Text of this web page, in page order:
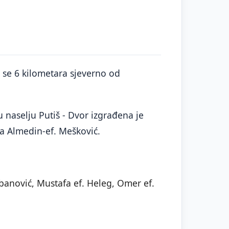
6 kilometara sjeverno od
naselju Putiš - Dvor izgrađena je
Almedin-ef. Mešković.
Mustafa ef. Heleg, Omer ef.